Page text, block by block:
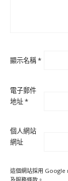
顯示名稱*
電子郵件
地址*
個人網站
網址
這個網站採用 Google